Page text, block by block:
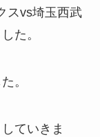
スvs埼玉西武
た。
。
ていきま